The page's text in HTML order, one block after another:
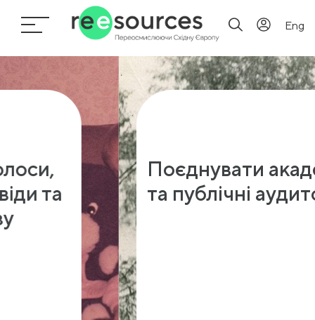
Eng
Поєднувати академічні
та публічні аудиторії